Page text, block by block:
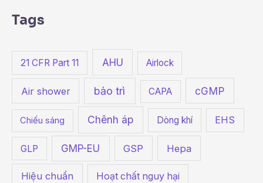
f
r
Tags
21 CFR Part 11 AHU Airlock
Air shower bảo trì CAPA cGMP
Chiếu sáng Chênh áp Dòng khí EHS
GLP GMP-EU GSP Hepa
Hiệu chuẩn Hoạt chất nguy hại